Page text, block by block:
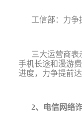
工信部：力争
三大运营商表
手机长途和漫游
进度，力争提前达
2、电信网络